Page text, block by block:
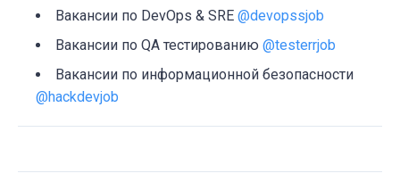
Вакансии по DevOps & SRE @devopssjob
Вакансии по QA тестированию @testerrjob
Вакансии по информационной безопасности
@hackdevjob